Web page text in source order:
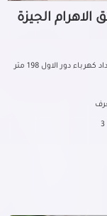
شقه لقطه للبيع علي المحاره و الحلوق منطقه (و) فيها عداد كهرباء دور الاول 198 متر